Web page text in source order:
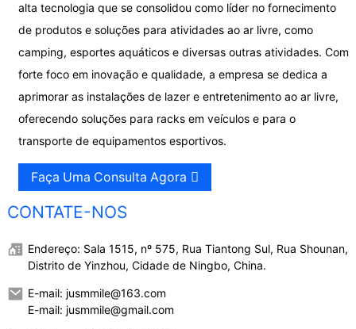
alta tecnologia que se consolidou como líder no fornecimento
de produtos e soluções para atividades ao ar livre, como
camping, esportes aquáticos e diversas outras atividades. Com
forte foco em inovação e qualidade, a empresa se dedica a
aprimorar as instalações de lazer e entretenimento ao ar livre,
oferecendo soluções para racks em veículos e para o
transporte de equipamentos esportivos.
Faça Uma Consulta Agora
CONTATE-NOS
Endereço: Sala 1515, nº 575, Rua Tiantong Sul, Rua Shounan,
Distrito de Yinzhou, Cidade de Ningbo, China.
E-mail: jusmmile@163.com
E-mail: jusmmile@gmail.com